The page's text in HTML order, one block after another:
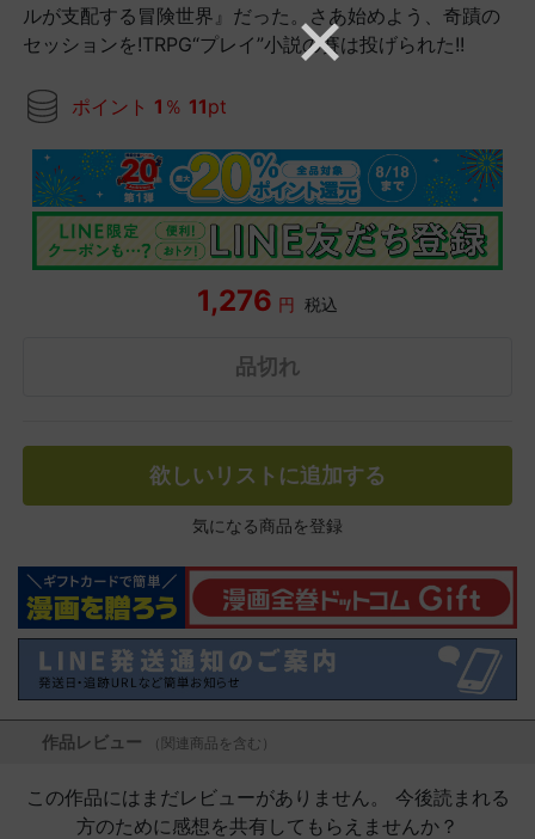
ルが支配する冒険世界』だった。さあ始めよう、奇蹟の
セッションを!TRPG“プレイ”小説の賽は投げられた!!
ポイント 1 ％ 11pt
1,276 円 税込
品切れ
欲しいリストに追加する
気になる商品を登録
作品レビュー （関連商品を含む）
この作品にはまだレビューがありません。 今後読まれる
方のために感想を共有してもらえませんか？